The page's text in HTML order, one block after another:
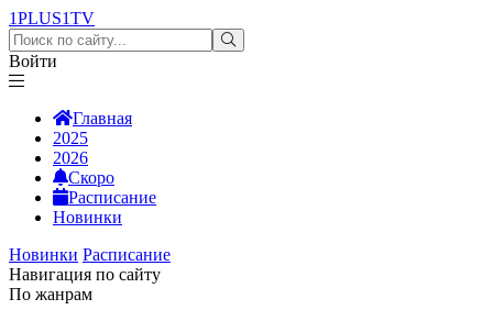
1PLUS1TV
Войти
Главная
2025
2026
Скоро
Расписание
Новинки
Новинки Расписание
Навигация по сайту
По жанрам